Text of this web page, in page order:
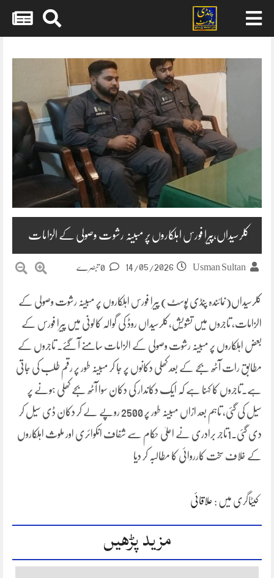
content
کلرسیداں،پیرا فورس اہلکاروں پر مبینہ رشوت وصولی کے الزامات
Usman Sultan
14/05/2026
کلرسیداں(نمائندہ پنڈی پوسٹ) پیرا فورس اہلکاروں پر مبینہ رشوت وصولی کے
الزامات، تاجروں میں تشویش،کلرسیداں روڈ کی گوالہ کالونی میں پیرا فورس کے
بعض اہلکاروں پر مبینہ رشوت وصولی کے الزامات سامنے آ گئے۔ تاجروں کے
مطابق رات آٹھ بجے کے بعد کھلی دکانوں پر جا کر مبینہ طور پر رقم طلب کی جاتی
ہے۔تاجروں کا کہنا ہے کہ ایک دکاندار کی دکان سوا آٹھ بجے کھلی ہونے پر
سیل کی گئی، تاہم بعد ازاں مبینہ طور پر 2500 روپے لے کر دکان ڈی سیل کر
دی گئی۔1تاجر برادری نے اعلیٰ حکام سے شفاف انکوائری اور ملوث اہلکاروں
کے خلاف سخت کارروائی کا مطالبہ کر دیا
کیٹاگری میں : علاقائی
مزید پڑھیں